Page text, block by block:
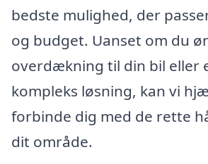
bedste mulighed, der
og budget. Uanset om du
overdækning til din bil eller
kompleks løsning, kan vi
forbinde dig med de rette
dit område.